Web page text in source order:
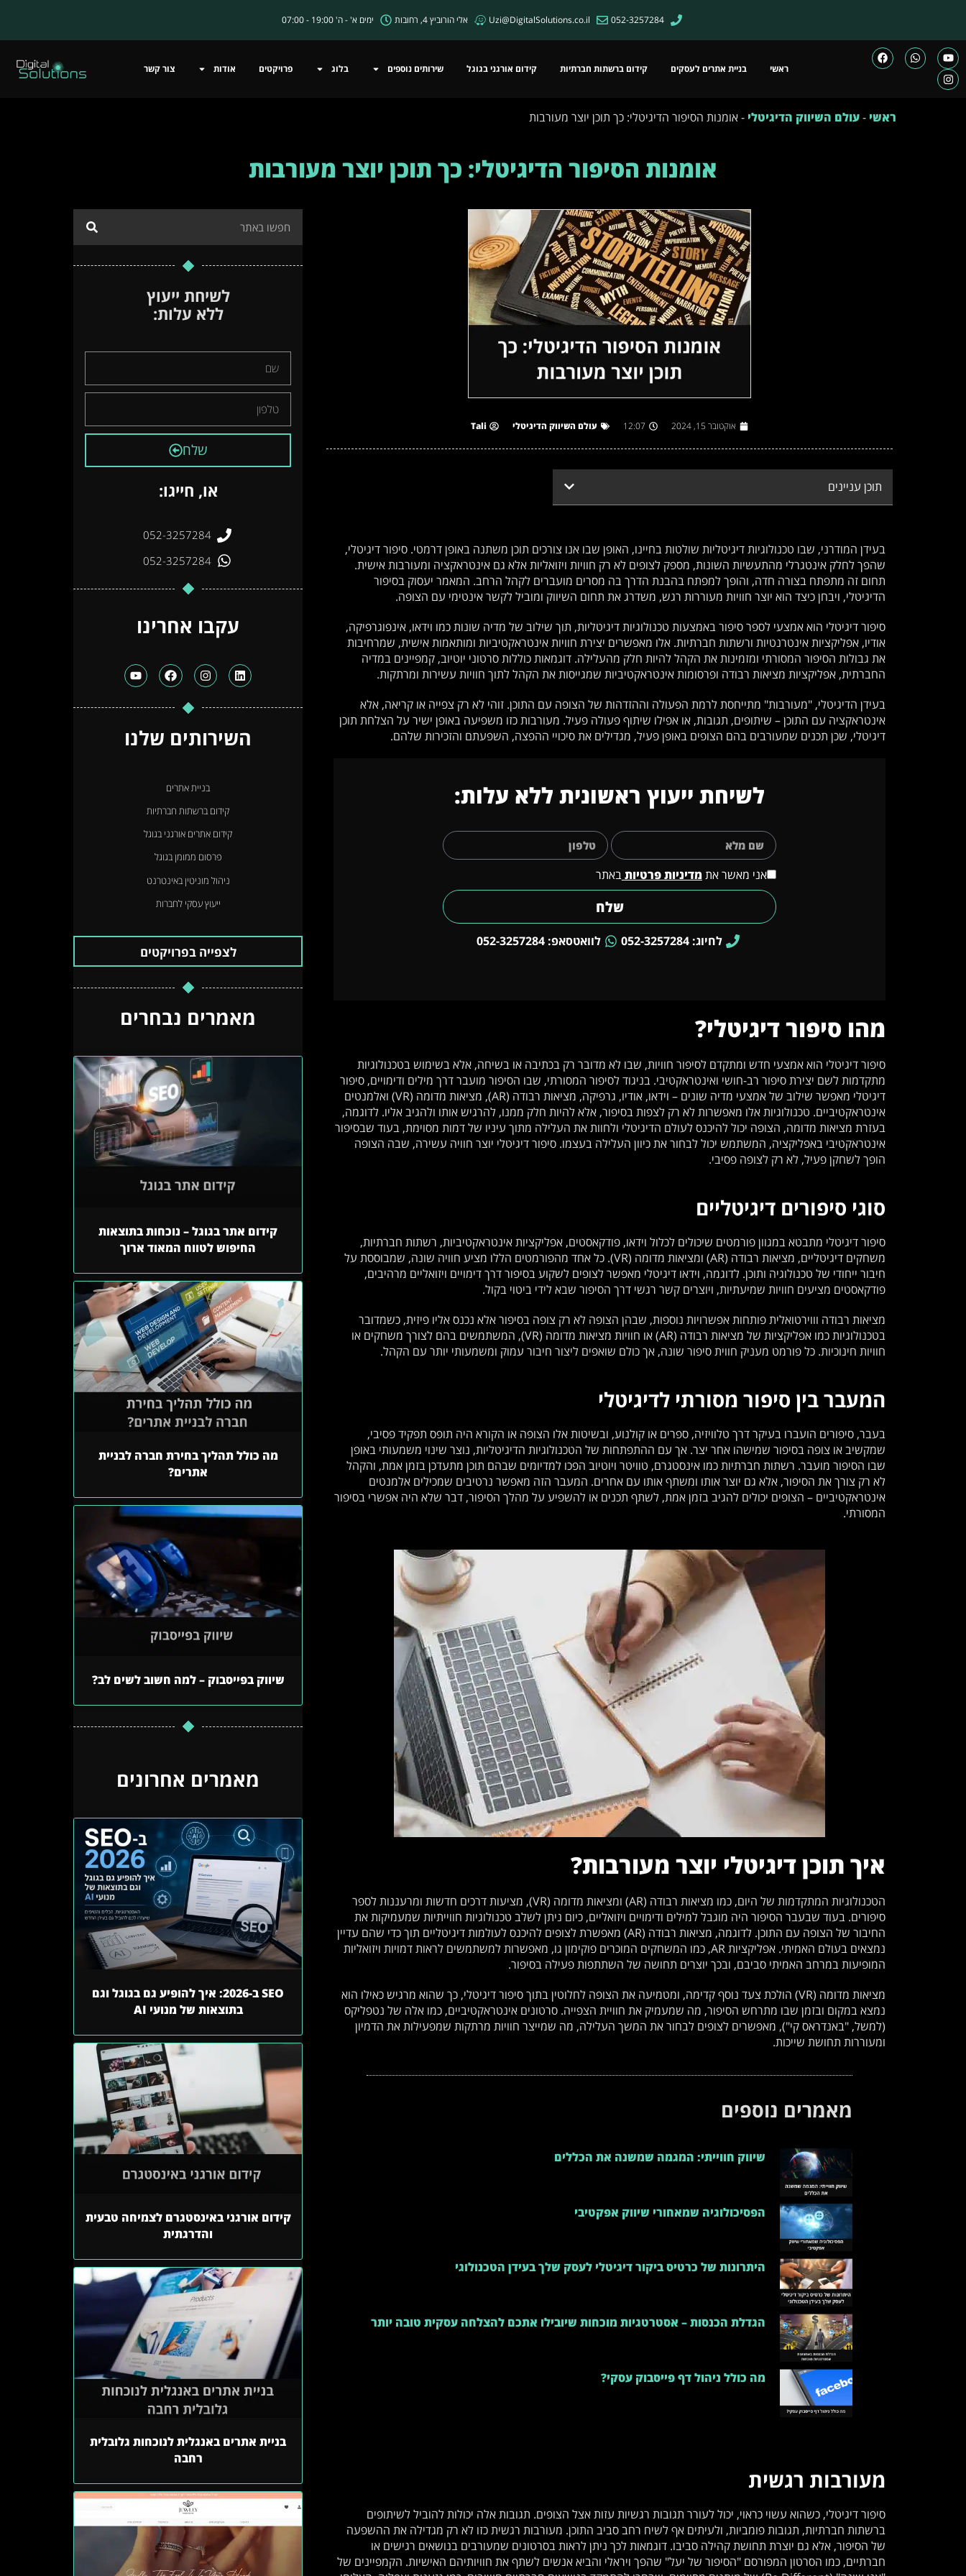
052-3257284
Uzi@DigitalSolutions.co.il אלי הורוביץ 4, רחובות ימים א' - ה' 19:00 - 07:00
ראשי בניית אתרים לעסקים קידום ברשתות חברתיות קידום אורגני בגוגל שירותים נוספים בלוג פרויקטים אודות צור קשר
ראשי -עולם השיווק הדיגיטלי -אומנות הסיפור הדיגיטלי: כך תוכן יוצר מעורבות
אומנות הסיפור הדיגיטלי: כך תוכן יוצר מעורבות
אוקטובר 15, 2024 12:07 עולם השיווק הדיגיטלי Tali
תוכן עניינים
בעידן המודרני, שבו טכנולוגיות דיגיטליות שולטות בחיינו, האופן שבו אנו צורכים תוכן משתנה באופן דרמטי. סיפור דיגיטלי,
שהפך לחלק אינטגרלי מהתעשיות השונות, מספק לצופים לא רק חוויות ויזואליות אלא גם אינטראקציה ומעורבות אישית.
תחום זה מתפתח בצורה חדה, והופך למפתח בהבנת הדרך בה מסרים מועברים לקהל הרחב. המאמר יעסוק בסיפור
הדיגיטלי, ויבחן כיצד הוא יוצר חוויות מעוררות רגש, משדרג את תחום השיווק ומוביל לקשר אינטימי עם הצופה.
סיפור דיגיטלי הוא אמצעי לספר סיפור באמצעות טכנולוגיות דיגיטליות, תוך שילוב של מדיה שונות כמו וידאו, אינפוגרפיקה,
אודיו, אפליקציות אינטרנטיות ורשתות חברתיות. אלו מאפשרים יצירת חוויות אינטראקטיביות ומותאמות אישית, שמרחיבות
את גבולות הסיפור המסורתי ומזמינות את הקהל להיות חלק מהעלילה. דוגמאות כוללות סרטוני יוטיוב, קמפיינים במדיה
החברתית, אפליקציות מציאות רבודה ופרסומות אינטראקטיביות שמגייסות את הקהל לתוך חוויות עשירות ומרתקות.
בעידן הדיגיטלי, "מעורבות" מתייחסת לרמת הפעולה וההזדהות של הצופה עם התוכן. זוהי לא רק צפייה או קריאה, אלא
אינטראקציה עם התוכן – שיתופים, תגובות, או אפילו שיתוף פעולה פעיל. מעורבות כזו משפיעה באופן ישיר על הצלחת תוכן
דיגיטלי, שכן תכנים שמעורבים בהם הצופים באופן פעיל, מגדילים את סיכויי ההפצה, השפעתם והזכירות שלהם.
לשיחת ייעוץ ראשונית ללא עלות:
אני מאשר אתמדיניות פרטיותבאתר
שלח
לחיוג: 052-3257284 לוואטסאפ: 052-3257284
מהו סיפור דיגיטלי?
סיפור דיגיטלי הוא אמצעי חדש ומתקדם לסיפור חוויות, שבו לא מדובר רק בכתיבה או בשיחה, אלא בשימוש בטכנולוגיות
מתקדמות לשם יצירת סיפור רב-חושי ואינטראקטיבי. בניגוד לסיפור המסורתי, שבו הסיפור מועבר דרך מילים ודימויים, סיפור
דיגיטלי מאפשר שילוב של אמצעי מדיה שונים – וידאו, אודיו, גרפיקה, מציאות רבודה (AR), מציאות מדומה (VR) ואלמנטים
אינטראקטיביים. טכנולוגיות אלו מאפשרות לא רק לצפות בסיפור, אלא להיות חלק ממנו, להרגיש אותו ולהגיב אליו. לדוגמה,
בעזרת מציאות מדומה, הצופה יכול להיכנס לעולם הדיגיטלי ולחוות את העלילה מתוך עיניו של דמות מסוימת, בעוד שבסיפור
אינטראקטיבי באפליקציה, המשתמש יכול לבחור את כיוון העלילה בעצמו. סיפור דיגיטלי יוצר חוויה עשירה, שבה הצופה
הופך לשחקן פעיל, לא רק לצופה פסיבי.
סוגי סיפורים דיגיטליים
סיפור דיגיטלי מתבטא במגוון פורמטים שיכולים לכלול וידאו, פודקאסטים, אפליקציות אינטראקטיביות, רשתות חברתיות,
משחקים דיגיטליים, מציאות רבודה (AR) ומציאות מדומה (VR). כל אחד מהפורמטים הללו מציע חוויה שונה, שמבוססת על
חיבור ייחודי של טכנולוגיה ותוכן. לדוגמה, וידאו דיגיטלי מאפשר לצופים לשקוע בסיפור דרך דימויים ויזואליים מרהיבים,
פודקאסטים מציעים חוויות שמיעתיות, ויוצרים קשר רגשי דרך הסיפור שבא לידי ביטוי בקול.
מציאות רבודה וווירטואלית פותחות אפשרויות נוספות, שבהן הצופה לא רק צופה בסיפור אלא נכנס אליו פיזית, כשמדובר
בטכנולוגיות כמו אפליקציות של מציאות רבודה (AR) או חוויות מציאות מדומה (VR), המשתמשים בהם לצורך משחקים או
חוויות חינוכיות. כל פורמט מעניק חווית סיפור שונה, אך כולם שואפים ליצור חיבור עמוק ומשמעותי יותר עם הקהל.
המעבר בין סיפור מסורתי לדיגיטלי
בעבר, סיפורים הועברו בעיקר דרך טלוויזיה, ספרים או קולנוע, ובשיטות אלו הצופה או הקורא היה תופס תפקיד פסיבי,
שמקשיב או צופה בסיפור שמישהו אחר יצר. אך עם ההתפתחות של הטכנולוגיות הדיגיטליות, נוצר שינוי משמעותי באופן
שבו הסיפור מועבר. רשתות חברתיות כמו אינסטגרם, טוויטר ויוטיוב הפכו למדיומים שבהם תוכן מתעדכן בזמן אמת, והקהל
לא רק צורך את הסיפור, אלא גם יוצר אותו ומשתף אותו עם אחרים. המעבר הזה מאפשר נרטיבים שמכילים אלמנטים
אינטראקטיביים – הצופים יכולים להגיב בזמן אמת, לשתף תכנים או להשפיע על מהלך הסיפור, דבר שלא היה אפשרי בסיפור
המסורתי.
איך תוכן דיגיטלי יוצר מעורבות?
הטכנולוגיות המתקדמות של היום, כמו מציאות רבודה (AR) ומציאות מדומה (VR), מציעות דרכים חדשות ומרעננות לספר
סיפורים. בעוד שבעבר הסיפור היה מוגבל למילים ודימויים ויזואליים, כיום ניתן לשלב טכנולוגיות חווייתיות שמעמיקות את
החיבור של הצופה עם התוכן. לדוגמה, מציאות רבודה (AR) מאפשרת לצופים להיכנס לעולמות דיגיטליים תוך כדי שהם עדיין
נמצאים בעולם האמיתי. אפליקציות AR, כמו המשחקים המוכרים פוקימון גו, מאפשרות למשתמשים לראות דמויות ויזואליות
המופיעות במרחב האמיתי סביבם, ובכך יוצרים תחושה של השתתפות פעילה בסיפור.
מציאות מדומה (VR) הולכת צעד נוסף קדימה, ומטמיעה את הצופה לחלוטין בתוך סיפור דיגיטלי, כך שהוא מרגיש כאילו הוא
נמצא במקום ובזמן שבו מתרחש הסיפור, מה שמעמיק את חוויית הצפייה. סרטונים אינטראקטיביים, כמו אלה של נטפליקס
(למשל, "באנדראס קי"), מאפשרים לצופים לבחור את המשך העלילה, מה שמייצר חוויות מרתקות שמפעילות את הדמיון
ומעוררות תחושת שייכות.
מאמרים נוספים
שיווק חווייתי: המגמה שמשנה את הכללים
הפסיכולוגיה שמאחורי שיווק אפקטיבי
היתרונות של כרטיס ביקור דיגיטלי לעסק שלך בעידן הטכנולוגי
הגדלת הכנסות – אסטרטגיות מוכחות שיובילו אתכם להצלחה עסקית טובה יותר
מה כולל ניהול דף פייסבוק עסקי?
מעורבות רגשית
סיפור דיגיטלי, כשהוא עשוי כראוי, יכול לעורר תגובות רגשיות עזות אצל הצופים. תגובות אלה יכולות להוביל לשיתופים
ברשתות חברתיות, תגובות פומביות, ולעיתים אף לשיח רחב סביב התוכן. מעורבות רגשית כזו לא רק מגדילה את ההשפעה
של הסיפור, אלא גם יוצרת תחושת קהילה סביבו. דוגמאות לכך ניתן לראות בסרטונים שמעורבים בנושאים רגישים או
חברתיים, כמו הסרטון המפורסם "הסיפור של יעל" שהפך ויראלי והביא אנשים לשתף את חוויותיהם האישיות. הקמפיינים של
לשיחת ייעוץ
ללא עלות:
שלח
או, חייגו:
052-3257284
052-3257284
עקבו אחרינו
השירותים שלנו
בניית אתרים
קידום ברשתות חברתיות
קידום אתרים אורגני בגוגל
פרסום ממומן בגוגל
ניהול מוניטין באינטרנט
ייעוץ עסקי לחברות
לצפייה בפרויקטים
מאמרים נבחרים
קידום אתר בגוגל – נוכחות בתוצאות
החיפוש לטווח המאוד ארוך
מה כולל תהליך בחירת חברה לבניית
אתרים?
שיווק בפייסבוק – למה חשוב לשים לב?
מאמרים אחרונים
SEO ב-2026: איך להופיע גם בגוגל וגם
בתוצאות של מנועי AI
קידום אורגני באינסטגרם לצמיחה טבעית
והדרגתית
בניית אתרים באנגלית לנוכחות גלובלית
רחבה